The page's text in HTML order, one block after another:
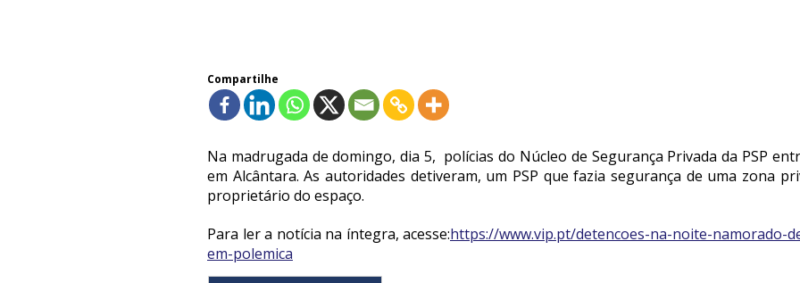
Compartilhe
Na madrugada de domingo, dia 5, polícias do Núcleo de Segurança Privada da PSP
em Alcântara. As autoridades detiveram, um PSP que fazia segurança de uma zona
proprietário do espaço.
Para ler a notícia na íntegra, acesse:https://www.vip.pt/detencoes-na-noite-namorado-
em-polemica